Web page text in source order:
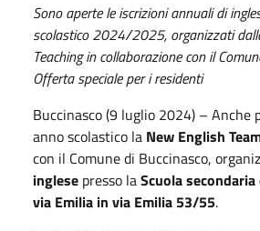
Sono aperte le iscrizioni annuali di
scolastico 2024/2025, organizzati
Teaching in collaborazione con il
Offerta speciale per i residenti
Buccinasco (9 luglio 2024) – Anche
anno scolastico la New English
con il Comune di Buccinasco,
inglese presso laScuola
via Emilia in via Emilia 53/55.